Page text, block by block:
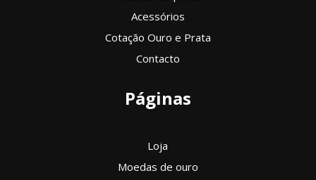
Acessórios
Cotação Ouro e Prata
Contacto
Páginas
Loja
Moedas de ouro